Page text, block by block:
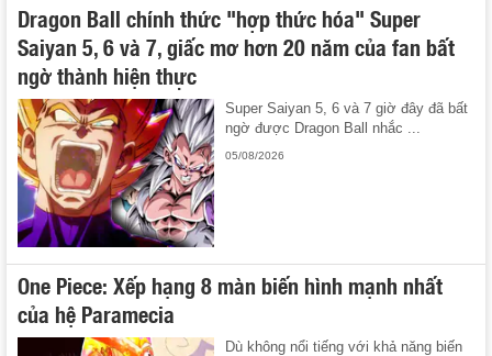
Dragon Ball chính thức "hợp thức hóa" Super
Saiyan 5, 6 và 7, giấc mơ hơn 20 năm của fan bất
ngờ thành hiện thực
Super Saiyan 5, 6 và 7 giờ đây đã bất
ngờ được Dragon Ball nhắc ...
05/08/2026
One Piece: Xếp hạng 8 màn biến hình mạnh nhất
của hệ Paramecia
Dù không nổi tiếng với khả năng biến